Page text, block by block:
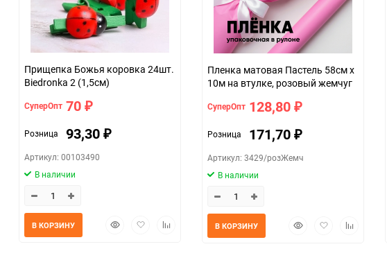
Прищепка Божья коровка 24шт.
Biedronka 2 (1,5см)
СуперОпт 70 ₽
Розница 93,30 ₽
Артикул: 00103490
В наличии
БыстрыйДобавитьДобавить
В КОРЗИНУ
Пленка матовая Пастель 58см х
10м на втулке, розовый жемчуг
СуперОпт 128,80 ₽
Розница 171,70 ₽
Артикул: 3429/розЖемч
В наличии
БыстрыйДобавитьДобавить
В КОРЗИНУ